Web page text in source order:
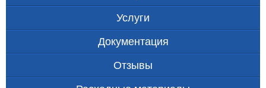
Услуги
Документация
Отзывы